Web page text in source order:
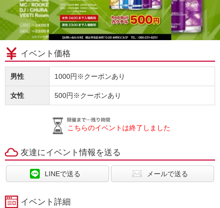
イベント価格
男性 1000円※クーポンあり
女性 500円※クーポンあり
こちらのイベントは終了しました
友達にイベント情報を送る
LINEで送る メールで送る
イベント詳細